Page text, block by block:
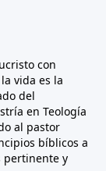
con
vida es la
del
en Teología
al pastor
bíblicos a
pertinente y